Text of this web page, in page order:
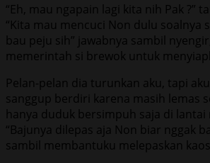
“Eh, mau ngapain lagi kita nih Pak ?”
“Kita mau mencuci Non dulu soalnya
bau peju sih” jawabnya sambil
memerintah si brewok untuk
Pelan-pelan dia turunkan aku, tapi
sanggup berdiri karena masih lemas
hanya duduk bersimpuh saja di
“Bajunya dilepas aja Non biar nggak
sambil membantuku melepaskan